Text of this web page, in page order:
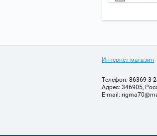
Интернет-магазин
Телефон: 86369-3-
Адрес: 346905,
Е-mail: